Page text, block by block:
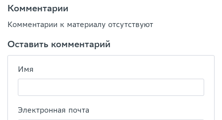
Комментарии
Комментарии к материалу отсутствуют
Оставить комментарий
Имя
Электронная почта